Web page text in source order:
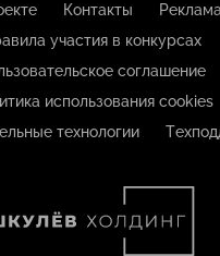
Контакты
Реклама
участия в конкурсах
соглашение
использования cookies
технологии